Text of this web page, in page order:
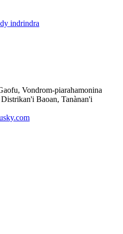
indrindra
Vondrom-piarahamonina
Baoan, Tanànan'i